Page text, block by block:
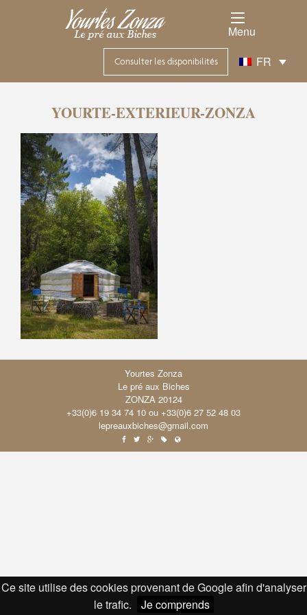
Ce site utilise des cookies provenant de Google afin d'analyser
le trafic.
Je comprends
Menu
Consulter les disponibilités FR
YOURTE-EXTERIEUR-ZONZA
Yourtes Zonza
Le pré aux Biches
ZONZA 20124
+33(0)6 19 34 74 10 ou +33(0)6 27 52 48 03
lepreauxbiches@gmail.com
b a c d e